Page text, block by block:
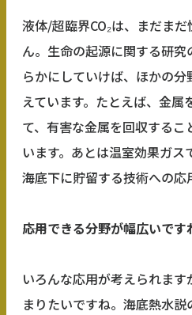
液体/超臨界CO₂は、まだま
ん。生命の起源に関する研
らかにしていけば、ほかの
えています。たとえば、金属
て、有害な金属を回収する
います。あとは温室効果ガス
海底下に貯留する技術への応
――応用できる分野が幅広いです
いろんな応用が考えられま
まりたいですね。海底熱水